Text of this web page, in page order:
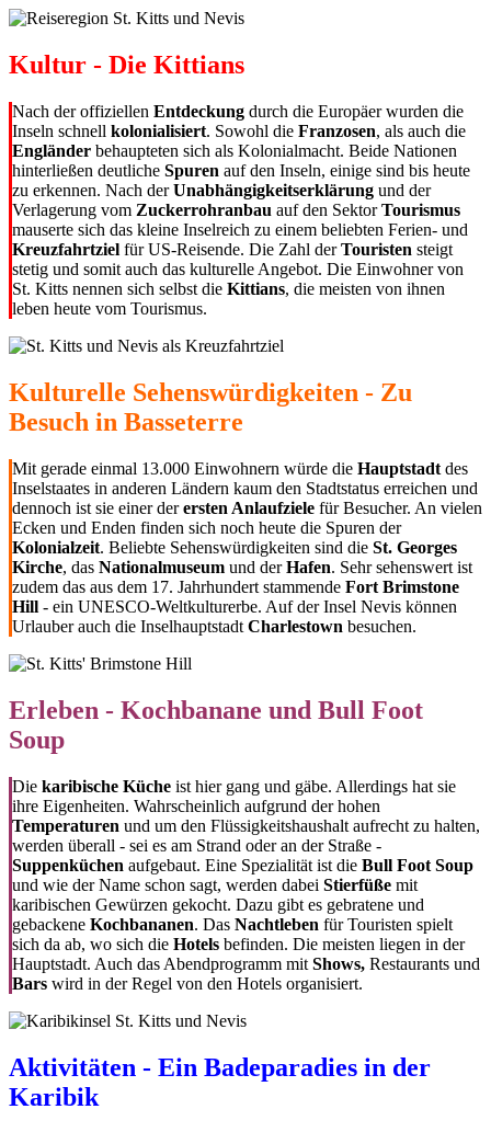
Kultur - Die Kittians
Nach der offiziellen Entdeckung durch die Europäer wurden die
Inseln schnell kolonialisiert. Sowohl die Franzosen, als auch die
Engländer behaupteten sich als Kolonialmacht. Beide Nationen
hinterließen deutliche Spuren auf den Inseln, einige sind bis heute
zu erkennen. Nach derUnabhängigkeitserklärung und der
Verlagerung vom Zuckerrohranbau auf den SektorTourismus
mauserte sich das kleine Inselreich zu einem beliebten Ferien- und
Kreuzfahrtziel für US-Reisende. Die Zahl derTouristen steigt
stetig und somit auch das kulturelle Angebot. Die Einwohner von
St. Kitts nennen sich selbst die Kittians, die meisten von ihnen
leben heute vom Tourismus.
Kulturelle Sehenswürdigkeiten - Zu
Besuch in Basseterre
Mit gerade einmal 13.000 Einwohnern würde die Hauptstadt des
Inselstaates in anderen Ländern kaum den Stadtstatus erreichen und
dennoch ist sie einer derersten Anlaufziele für Besucher. An vielen
Ecken und Enden finden sich noch heute die Spuren der
Kolonialzeit. Beliebte Sehenswürdigkeiten sind die St. Georges
Kirche, das Nationalmuseum und derHafen. Sehr sehenswert ist
zudem das aus dem 17. Jahrhundert stammende Fort Brimstone
Hill - ein UNESCO-Weltkulturerbe. Auf der Insel Nevis können
Urlauber auch die Inselhauptstadt Charlestown besuchen.
Erleben - Kochbanane und Bull Foot
Soup
Die karibische Küche ist hier gang und gäbe. Allerdings hat sie
ihre Eigenheiten. Wahrscheinlich aufgrund der hohen
Temperaturen und um den Flüssigkeitshaushalt aufrecht zu halten,
werden überall - sei es am Strand oder an der Straße -
Suppenküchen aufgebaut. Eine Spezialität ist die Bull Foot Soup
und wie der Name schon sagt, werden dabei Stierfüße mit
karibischen Gewürzen gekocht. Dazu gibt es gebratene und
gebackene Kochbananen. Das Nachtleben für Touristen spielt
sich da ab, wo sich die Hotels befinden. Die meisten liegen in der
Hauptstadt. Auch das Abendprogramm mit Shows, Restaurants und
Bars wird in der Regel von den Hotels organisiert.
Aktivitäten - Ein Badeparadies in der
Karibik